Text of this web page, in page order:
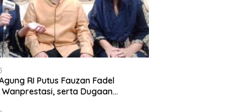
RI Putus Fauzan Fadel
serta Dugaan